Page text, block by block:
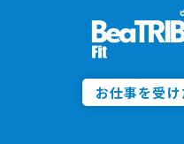
お仕事を受